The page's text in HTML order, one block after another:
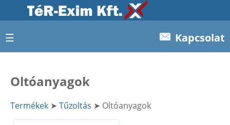
☰ Kapcsolat
Oltóanyagok
Termékek ➤ Tűzoltás ➤ Oltóanyagok